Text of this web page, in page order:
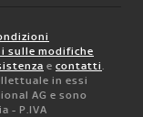
sulle modifiche
e contatti.
in essi
AG e sono
- P.IVA